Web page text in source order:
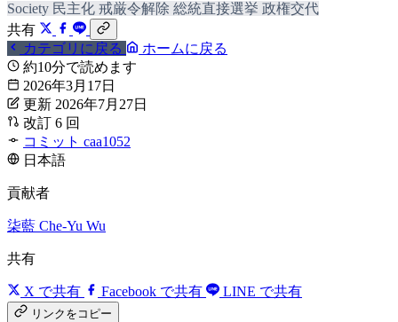
Society 民主化 戒厳令解除 総統直接選挙 政権交代
共有
カテゴリに戻る
ホームに戻る
約10分で読めます
2026年3月17日
更新 2026年7月27日
改訂 6 回
コミット caa1052
日本語
貢献者
柒藍 Che-Yu Wu
共有
X で共有 Facebook で共有 LINE で共有
リンクをコピー